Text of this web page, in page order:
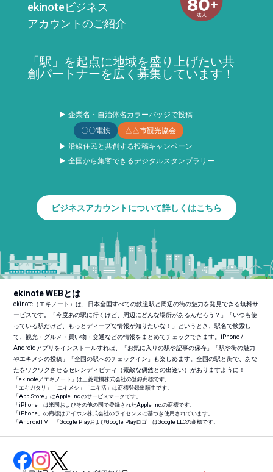
ekinoteビジネス
アカウントのご紹介
「駅」を起点に地域を盛り上げたい共
創パートナーを広く募集しています！
▶ 企業名・自治体名カラーバッジで投稿
〇〇電鉄
△△市観光協会
▶ 沿線住民と共創する投稿キャンペーン
▶ 全国から集客できるデジタルスタンプラリー
ビジネスアカウントについて詳しくはこちら
ekinote WEBとは
ekinote（エキノート）は、日本全国すべての鉄道駅と周辺の街の魅力を発見できる無料サ
ービスです。「今度あの駅に行くけど、周辺にどんな場所があるんだろう？」「いつも使
っている駅だけど、もっとディープな情報が知りたいな！」というとき、駅名で検索し
て、観光・グルメ・買い物・交通などの情報をまとめてチェックできます。iPhone /
Androidアプリをインストールすれば、「お気に入りの駅や記事の保存」「駅や街の魅力
やエキメシの投稿」「全国の駅へのチェックイン」も楽しめます。全国の駅と街で、あな
たをワクワクさせるセレンディピティ（素敵な偶然との出逢い）がありますように！
「ekinote／エキノート」は三菱電機株式会社の登録商標です。
「エキガタリ」「エキメシ」「エキ活」は商標登録出願中です。
「App Store」はApple Inc.のサービスマークです。
「iPhone」は米国およびその他の国で登録されたApple Inc.の商標です。
「iPhone」の商標はアイホン株式会社のライセンスに基づき使用されています。
「AndroidTM 」「Google PlayおよびGoogle Playロゴ」はGoogle LLCの商標です。